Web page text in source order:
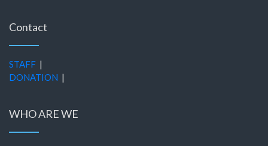
Contact
STAFF |
DONATION |
WHO ARE WE